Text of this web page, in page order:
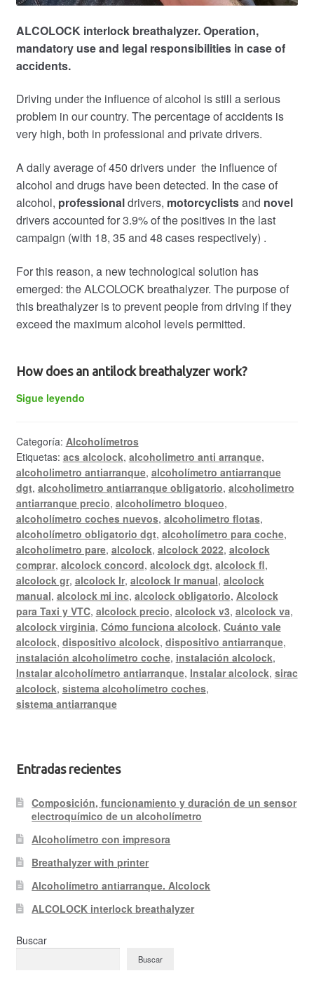
ALCOLOCK interlock breathalyzer. Operation,
mandatory use and legal responsibilities in case of
accidents.
Driving under the influence of alcohol is still a serious
problem in our country. The percentage of accidents is
very high, both in professional and private drivers.
A daily average of 450 drivers under the influence of
alcohol and drugs have been detected. In the case of
alcohol, professionaldrivers, motorcyclistsand novel
drivers accounted for 3.9% of the positives in the last
campaign (with 18, 35 and 48 cases respectively) .
For this reason, a new technological solution has
emerged: the ALCOLOCK breathalyzer. The purpose of
this breathalyzer is to prevent people from driving if they
exceed the maximum alcohol levels permitted.
How does an antilock breathalyzer work?
Sigue leyendoALCOLOCK
Categoría: Alcoholímetros
Etiquetas: acs alcolock, alcoholimetro anti arranque,
alcoholimetro antiarranque, alcoholímetro antiarranque
dgt, alcoholimetro antiarranque obligatorio, alcoholimetro
antiarranque precio, alcoholímetro bloqueo,
alcoholímetro coches nuevos, alcoholimetro flotas,
alcoholímetro obligatorio dgt, alcoholímetro para coche,
alcoholímetro pare, alcolock, alcolock 2022, alcolock
comprar, alcolock concord, alcolock dgt, alcolock fl,
alcolock gr, alcolock lr, alcolock lr manual, alcolock
manual, alcolock mi inc, alcolock obligatorio, Alcolock
para Taxi y VTC, alcolock precio, alcolock v3, alcolock va,
alcolock virginia, Cómo funciona alcolock, Cuánto vale
alcolock, dispositivo alcolock, dispositivo antiarranque,
instalación alcoholímetro coche, instalación alcolock,
Instalar alcoholímetro antiarranque, Instalar alcolock, sirac
alcolock, sistema alcoholímetro coches,
sistema antiarranque
Entradas recientes
Composición, funcionamiento y duración de un sensor
electroquímico de un alcoholímetro
Alcoholímetro con impresora
Breathalyzer with printer
Alcoholímetro antiarranque. Alcolock
ALCOLOCK interlock breathalyzer
Buscar
Buscar